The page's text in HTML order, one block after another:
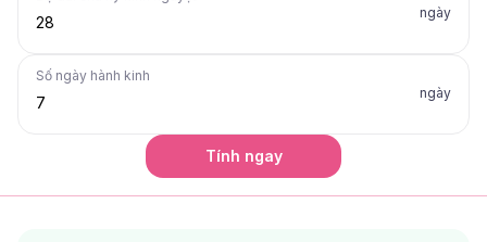
ngày
Số ngày hành kinh
ngày
Tính ngay